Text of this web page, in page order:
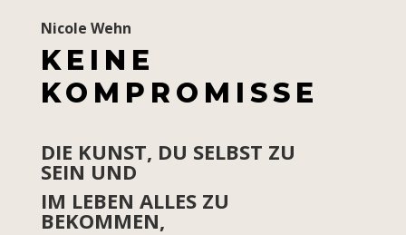
Nicole Wehn
KEINE
KOMPROMISSE
DIE KUNST, DU SELBST ZU
SEIN UND
IM LEBEN ALLES ZU
BEKOMMEN,